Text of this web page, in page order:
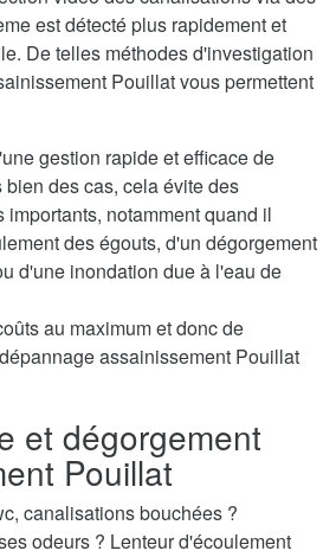
est détecté plus rapidement et
De telles méthodes d'investigation
Pouillat vous permettent
gestion rapide et efficace de
bien des cas, cela évite des
importants, notamment quand il
des égouts, d'un dégorgement
d'une inondation due à l'eau de
au maximum et donc de
assainissement Pouillat
et dégorgement
Pouillat
canalisations bouchées ?
odeurs ? Lenteur d'écoulement